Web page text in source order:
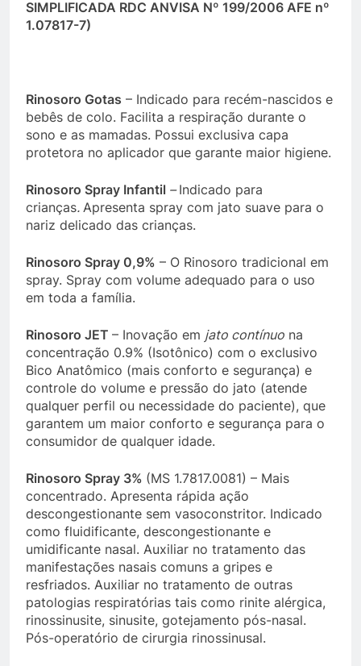
SIMPLIFICADA RDC ANVISA Nº 199/2006 AFE nº
1.07817-7)
Rinosoro Gotas – Indicado para recém-nascidos e
bebês de colo. Facilita a respiração durante o
sono e as mamadas. Possui exclusiva capa
protetora no aplicador que garante maior higiene.
Rinosoro Spray Infantil –Indicado para
crianças. Apresenta spray com jato suave para o
nariz delicado das crianças.
Rinosoro Spray 0,9% – O Rinosoro tradicional em
spray. Spray com volume adequado para o uso
em toda a família.
Rinosoro JET – Inovação em jato contínuo na
concentração 0.9% (Isotônico) com o exclusivo
Bico Anatômico (mais conforto e segurança) e
controle do volume e pressão do jato (atende
qualquer perfil ou necessidade do paciente), que
garantem um maior conforto e segurança para o
consumidor de qualquer idade.
Rinosoro Spray 3% (MS 1.7817.0081) – Mais
concentrado. Apresenta rápida ação
descongestionante sem vasoconstritor. Indicado
como fluidificante, descongestionante e
umidificante nasal. Auxiliar no tratamento das
manifestações nasais comuns a gripes e
resfriados. Auxiliar no tratamento de outras
patologias respiratórias tais como rinite alérgica,
rinossinusite, sinusite, gotejamento pós-nasal.
Pós-operatório de cirurgia rinossinusal.